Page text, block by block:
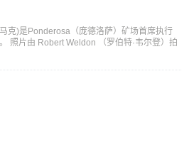
克)是Ponderosa（庞德洛萨）矿场首席执行
照片由 Robert Weldon （罗伯特·韦尔登）拍